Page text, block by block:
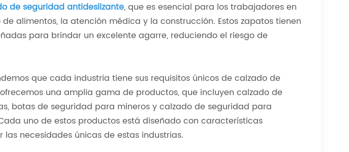
de seguridad antideslizante, que es esencial para los trabajadores en
alimentos, la atención médica y la construcción. Estos zapatos tienen
para brindar un excelente agarre, reduciendo el riesgo de
que cada industria tiene sus requisitos únicos de calzado de
una amplia gama de productos, que incluyen calzado de
botas de seguridad para mineros y calzado de seguridad para
uno de estos productos está diseñado con características
necesidades únicas de estas industrias.